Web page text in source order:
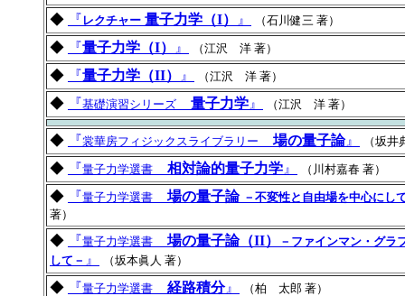
◆ 『 レクチャー 量子力学（I） 』 （石川健三 著）
◆ 『量子力学（I） 』 （江沢 洋 著）
◆ 『量子力学（II） 』 （江沢 洋 著）
◆ 『基礎演習シリーズ 量子力学 』 （江沢 洋 著）
◆ 『裳華房フィジックスライブラリー 場の量子論』 （坂
◆ 『量子力学選書 相対論的量子力学 』 （川村嘉春 著）
◆ 『量子力学選書 場の量子論 －不変性と自由場を中心にし
著）
◆ 『量子力学選書 場の量子論（II）
－ファインマン・グラ
して－ 』 （坂本眞人 著）
◆ 『量子力学選書 経路積分』 （柏 太郎 著）